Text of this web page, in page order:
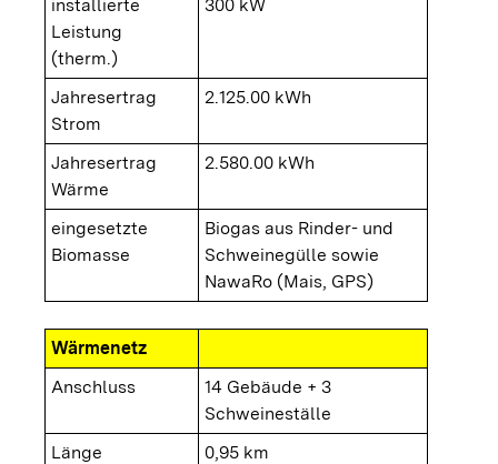
installierte
Leistung
(therm.)
300 kW
Jahresertrag
Strom
2.125.00 kWh
Jahresertrag
Wärme
2.580.00 kWh
eingesetzte
Biomasse
Biogas aus Rinder- und
Schweinegülle sowie
NawaRo (Mais, GPS)
Wärmenetz
Anschluss
14 Gebäude + 3
Schweineställe
Länge
0,95 km